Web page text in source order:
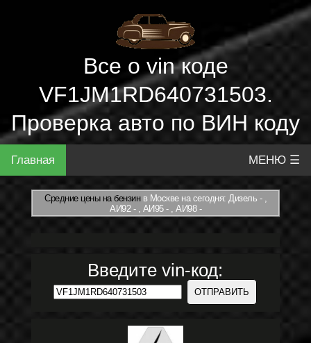
Все о vin коде
VF1JM1RD640731503.
Проверка авто по ВИН коду
Главная МЕНЮ ☰
Средние цены на бензинв Москве на сегодня: Дизель - ,
АИ92 - , АИ95 - , АИ98 -
Введите vin-код: